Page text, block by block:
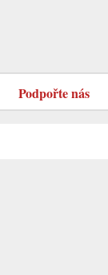
Podpořte nás